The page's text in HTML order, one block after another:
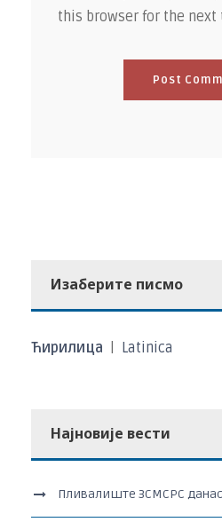
this browser for the next
Изаберите писмо
Ћирилица Latinica
Најновије вести
Пливалиште ЗСМСРС